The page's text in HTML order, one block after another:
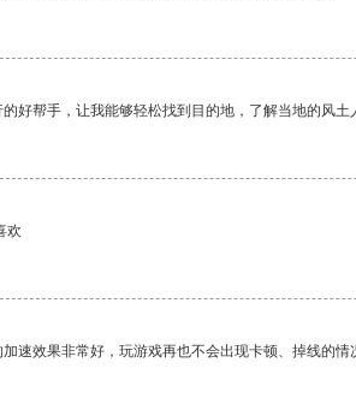
好帮手，让我能够轻松找到目的地，了解当地的风土
欢
速效果非常好，玩游戏再也不会出现卡顿、掉线的